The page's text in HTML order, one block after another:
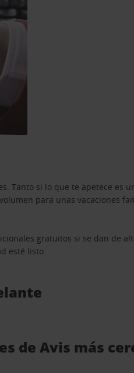
Tanto si lo que te apetece es
para unas vacaciones
gratuitos si se dan de
esté listo.
de Avis más